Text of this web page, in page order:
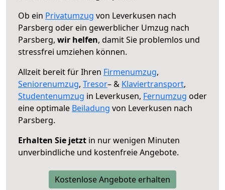
Ob ein Privatumzug von Leverkusen nach
Parsberg oder ein gewerblicher Umzug nach
Parsberg, wir helfen, damit Sie problemlos und
stressfrei umziehen können.
Allzeit bereit für Ihren Firmenumzug,
Seniorenumzug, Tresor– & Klaviertransport,
Studentenumzug in Leverkusen, Fernumzug oder
eine optimale Beiladung von Leverkusen nach
Parsberg.
Erhalten Sie jetzt in nur wenigen Minuten
unverbindliche und kostenfreie Angebote.
Kostenlose Angebote erhalten